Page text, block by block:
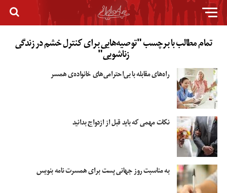
تمام مطالب با برچسب "توصیه‌هایی برای کنترل خشم در زندگی
زناشویی"
راه‌های مقابله با بی‌احترامی‌های خانواده‌ی همسر
نکات مهمی که باید قبل از ازدواج بدانید
به مناسبت روز جهانی پست برای همسرت نامه بنویس